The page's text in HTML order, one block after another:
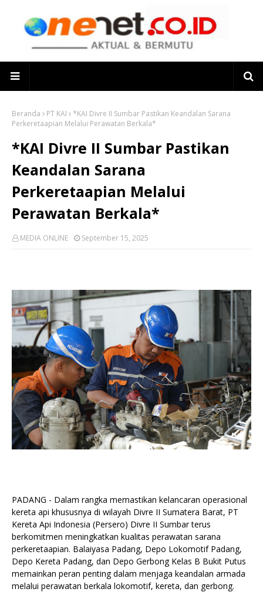
Beranda PT KAI
*KAI Divre II Sumbar Pastikan Keandalan Sarana
Perkeretaapian Melalui Perawatan Berkala*
*KAI Divre II Sumbar Pastikan
Keandalan Sarana
Perkeretaapian Melalui
Perawatan Berkala*
MEDIA ONLINE September 15, 2025
PADANG - Dalam rangka memastikan kelancaran operasional
kereta api khususnya di wilayah Divre II Sumatera Barat, PT
Kereta Api Indonesia (Persero) Divre II Sumbar terus
berkomitmen meningkatkan kualitas perawatan sarana
perkeretaapian. Balaiyasa Padang, Depo Lokomotif Padang,
Depo Kereta Padang, dan Depo Gerbong Kelas B Bukit Putus
memainkan peran penting dalam menjaga keandalan armada
melalui perawatan berkala lokomotif, kereta, dan gerbong.